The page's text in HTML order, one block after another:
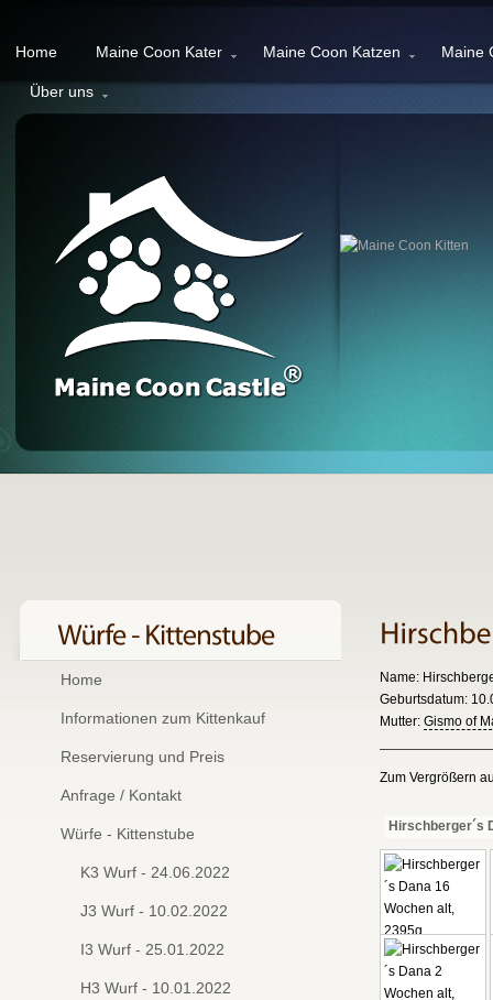
Home Maine Coon Kater Maine Coon Katzen Maine
Über uns
Name:
Geburtsdatum:
Mutter: Gismo of
Zum Vergrößern
Hirschberger´s
Home
Informationen zum Kittenkauf
Reservierung und Preis
Anfrage / Kontakt
Würfe - Kittenstube
K3 Wurf - 24.06.2022
J3 Wurf - 10.02.2022
I3 Wurf - 25.01.2022
H3 Wurf - 10.01.2022